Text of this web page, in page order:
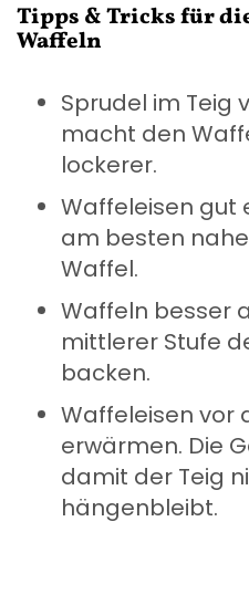
Tipps & Tricks für
Waffeln
Sprudel im Teig
macht den
lockerer.
Waffeleisen gut
am besten
Waffel.
Waffeln besser
mittlerer Stufe
backen.
Waffeleisen vor
erwärmen. Die
damit der Teig
hängenbleibt.